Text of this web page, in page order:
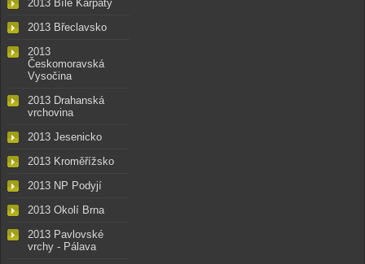
2013 Bílé Karpaty
2013 Břeclavsko
2013
Českomoravská
Vysočina
2013 Drahanská
vrchovina
2013 Jesenicko
2013 Kroměřížsko
2013 NP Podyjí
2013 Okolí Brna
2013 Pavlovské
vrchy - Pálava